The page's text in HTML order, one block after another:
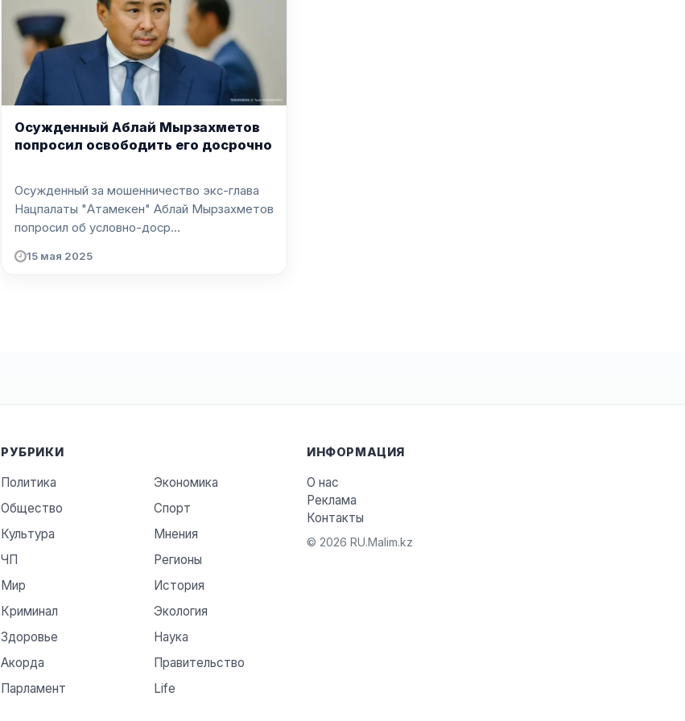
Осужденный Аблай Мырзахметов
попросил освободить его досрочно
Осужденный за мошенничество экс-глава
Нацпалаты "Атамекен" Аблай Мырзахметов
попросил об условно-доср...
15 мая 2025
РУБРИКИ
Политика
Экономика
Общество
Спорт
Культура
Мнения
ЧП
Регионы
Мир
История
Криминал
Экология
Здоровье
Наука
Акорда
Правительство
Парламент
Life
ИНФОРМАЦИЯ
О нас
Реклама
Контакты
© 2026 RU.Malim.kz